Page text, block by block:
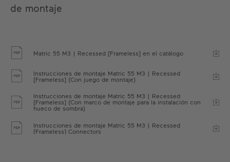
de montaje
Matric 55 M3 | Recessed [Frameless] en el catálogo
Instrucciones de montaje Matric 55 M3 | Recessed
[Frameless] (Con juego de montaje)
Instrucciones de montaje Matric 55 M3 | Recessed
[Frameless] (Con marco de montaje para la instalación con
hueco de sombra)
Instrucciones de montaje Matric 55 M3 | Recessed
[Frameless] Connectors